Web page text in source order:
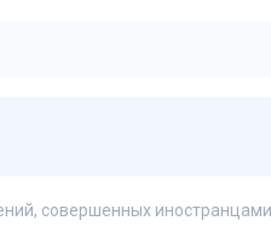
совершенных